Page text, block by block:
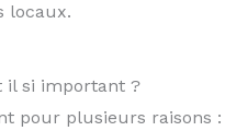
locaux.
il si important ?
pour plusieurs raisons :